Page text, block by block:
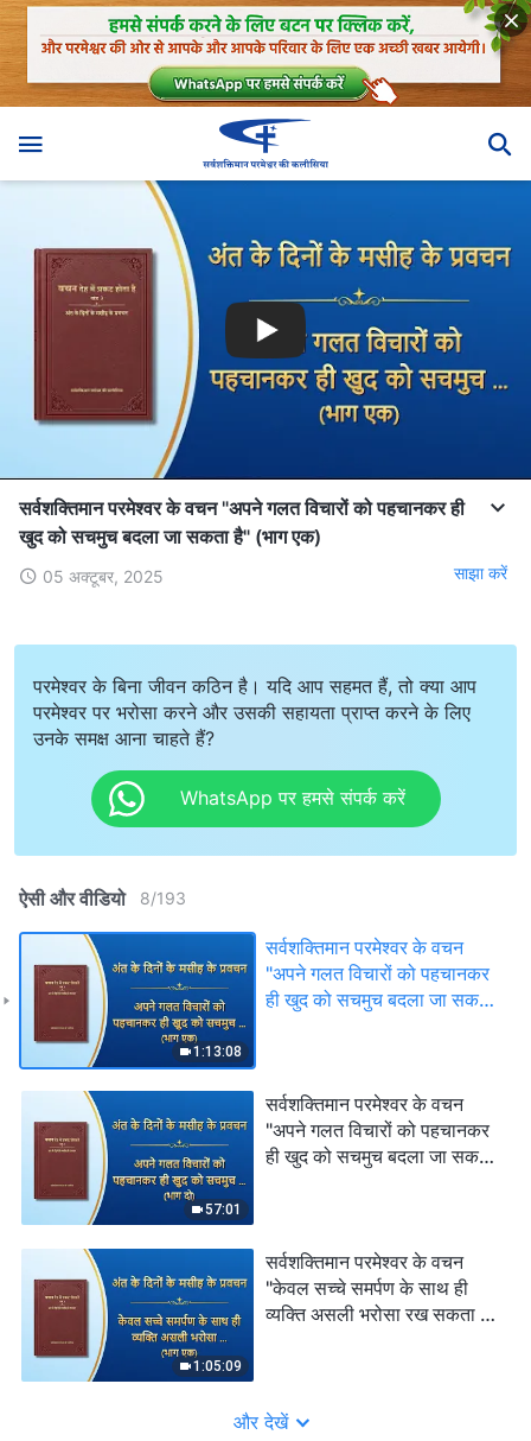
सर्वशक्तिमान परमेश्वर के वचन "अपने गलत विचारों को पहचानकर ही
खुद को सचमुच बदला जा सकता है" (भाग एक)
05 अक्टूबर, 2025 साझा करें
परमेश्वर के बिना जीवन कठिन है। यदि आप सहमत हैं, तो क्या आप
परमेश्वर पर भरोसा करने और उसकी सहायता प्राप्त करने के लिए
उनके समक्ष आना चाहते हैं?
WhatsApp पर हमसे संपर्क करें
ऐसी और वीडियो 8/193
1:13:08
सर्वशक्तिमान परमेश्वर के वचन
"अपने गलत विचारों को पहचानकर
ही खुद को सचमुच बदला जा सकता
57:01
सर्वशक्तिमान परमेश्वर के वचन
"अपने गलत विचारों को पहचानकर
ही खुद को सचमुच बदला जा सकता
1:05:09
सर्वशक्तिमान परमेश्वर के वचन
"केवल सच्चे समर्पण के साथ ही
व्यक्ति असली भरोसा रख सकता है"
और देखें